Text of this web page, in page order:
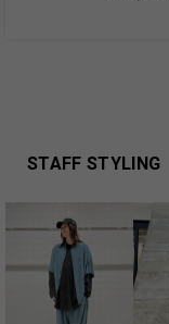
STAFF STYLING